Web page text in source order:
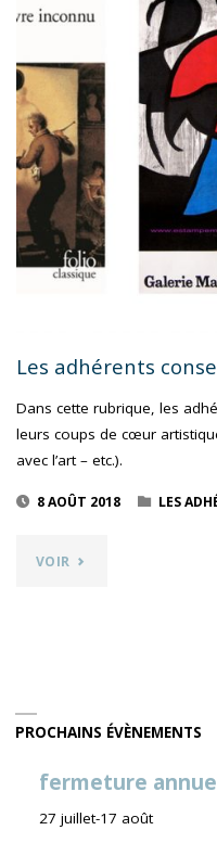
DANS
DES
ARTS"
Les adhérents
Dans cette rubrique, les
leurs coups de cœur
avec l’art – etc.).
8 AOÛT 2018 LES
VOIR "LES
PROCHAINS ÉVÈNEMENTS
fermeture
27 juillet-17 août